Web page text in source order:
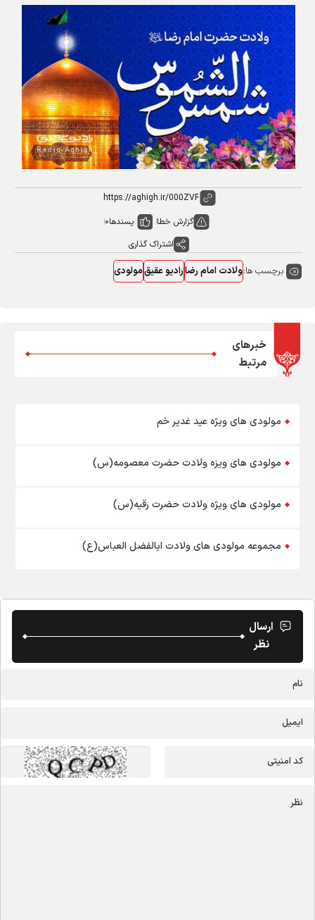
گزارش خطا پسندها0
اشتراک گذاری
برچسب ها:ولادت امام رضارادیو عقیقمولودی
خبرهای
مرتبط
مولودی های ویژه عید غدیر خم
مولودی های ویزه ولادت حضرت معصومه(س)
مولودی های ویژه ولادت حضرت رقیه(س)
مجموعه مولودی های ولادت ابالفضل العباس(ع)
ارسال
نظر